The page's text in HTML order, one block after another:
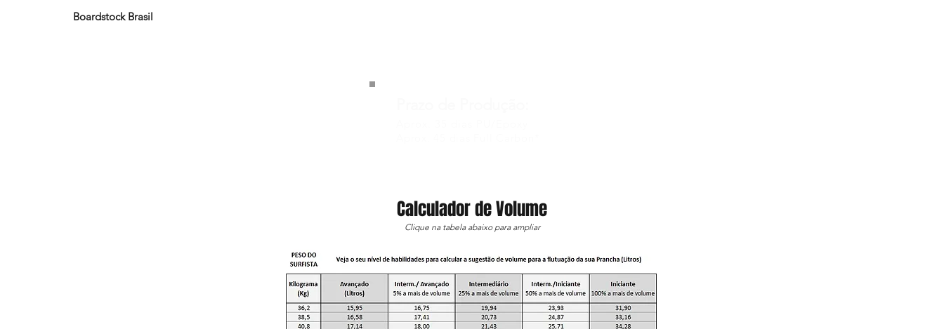
Boardstock Brasil
Calculador de Volume
Clique na tabela abaixo para ampliar